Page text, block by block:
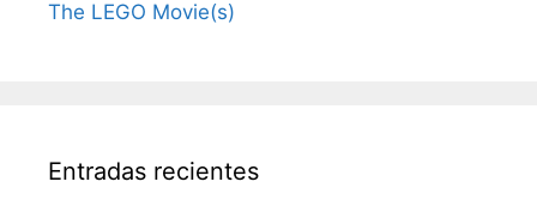
The LEGO Movie(s)
Entradas recientes